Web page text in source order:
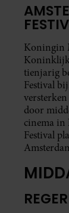
Koningin
Koninklijk
tienjarig
Festival
door
cinema in
Festival